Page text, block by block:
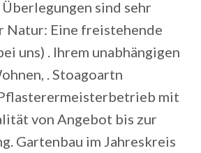
sind sehr
Natur: Eine freistehende
uns) . Ihrem unabhängigen
. Stoagoartn
mit
von Angebot bis zur
Gartenbau im Jahreskreis